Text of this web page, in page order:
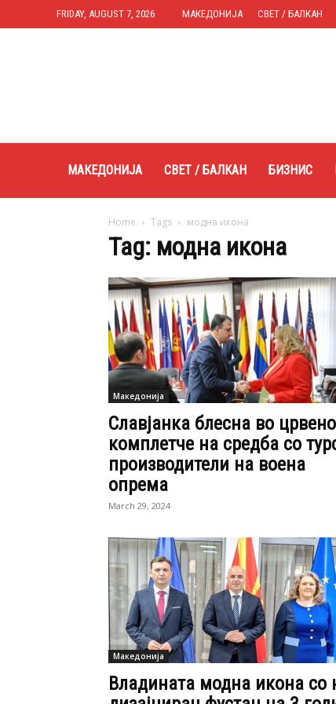
FRIDAY, AUGUST 7, 2026 МАКЕДОНИЈА СВЕТ / БАЛКАН
МАКЕДОНИЈА СВЕТ / БАЛКАН БИЗНИС
Home Tags модна икона
Tag: модна икона
Македонија
Славјанка блесна во црвено
комплетче на средба со
производители на воена
опрема
March 29, 2024
Македонија
Владината модна икона со